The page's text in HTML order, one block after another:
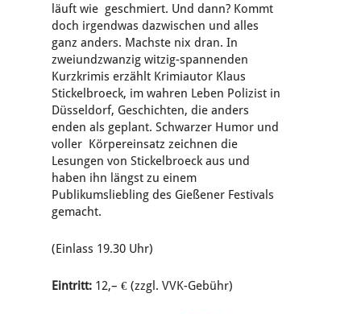
läuft wie geschmiert. Und dann? Kommt
doch irgendwas dazwischen und alles
ganz anders. Machste nix dran. In
zweiundzwanzig witzig-spannenden
Kurzkrimis erzählt Krimiautor Klaus
Stickelbroeck, im wahren Leben Polizist in
Düsseldorf, Geschichten, die anders
enden als geplant. Schwarzer Humor und
voller Körpereinsatz zeichnen die
Lesungen von Stickelbroeck aus und
haben ihn längst zu einem
Publikumsliebling des Gießener Festivals
gemacht.
(Einlass 19.30 Uhr)
Eintritt: 12,– € (zzgl. VVK-Gebühr)